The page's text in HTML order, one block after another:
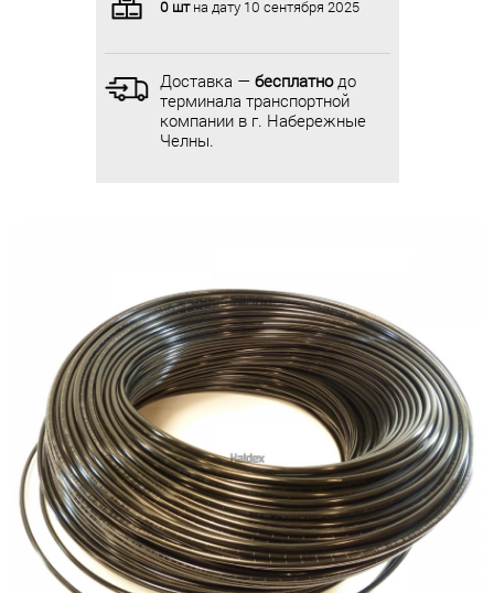
0 штна дату 10 сентября 2025
Доставка — бесплатнодо
терминала транспортной
компании в г. Набережные
Челны.
0 штна дату 10 сентября 2025
Доставка — бесплатнодо
терминала транспортной
компании в г. Набережные
Челны.